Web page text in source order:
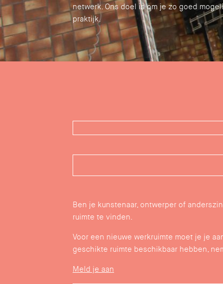
netwerk. Ons doel is om je zo goed
praktijk.
Ben je kunstenaar, ontwerper of
ruimte te vinden.
Voor een nieuwe werkruimte moet je je
geschikte ruimte beschikbaar hebben,
Meld je aan